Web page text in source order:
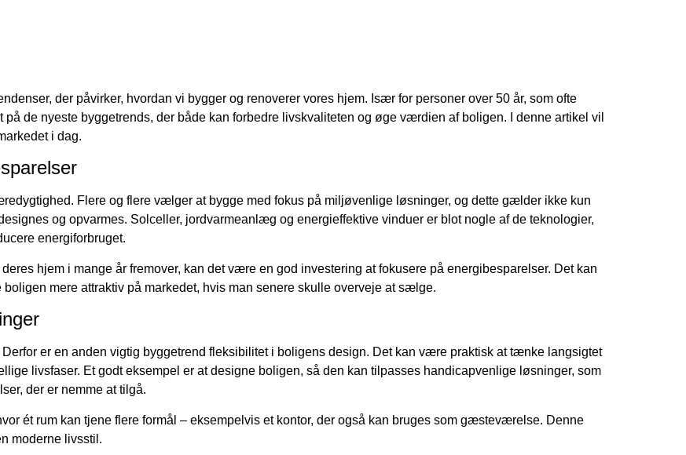
der påvirker, hvordan vi bygger og renoverer vores hjem. Især for personer over 50 år, som ofte
de nyeste byggetrends, der både kan forbedre livskvaliteten og øge værdien af boligen. I denne artikel vil
i dag.
Flere og flere vælger at bygge med fokus på miljøvenlige løsninger, og dette gælder ikke kun
og opvarmes. Solceller, jordvarmeanlæg og energieffektive vinduer er blot nogle af de teknologier,
energiforbruget.
hjem i mange år fremover, kan det være en god investering at fokusere på energibesparelser. Det kan
mere attraktiv på markedet, hvis man senere skulle overveje at sælge.
er en anden vigtig byggetrend fleksibilitet i boligens design. Det kan være praktisk at tænke langsigtet
livsfaser. Et godt eksempel er at designe boligen, så den kan tilpasses handicapvenlige løsninger, som
der er nemme at tilgå.
ét rum kan tjene flere formål – eksempelvis et kontor, der også kan bruges som gæsteværelse. Denne
moderne livsstil.